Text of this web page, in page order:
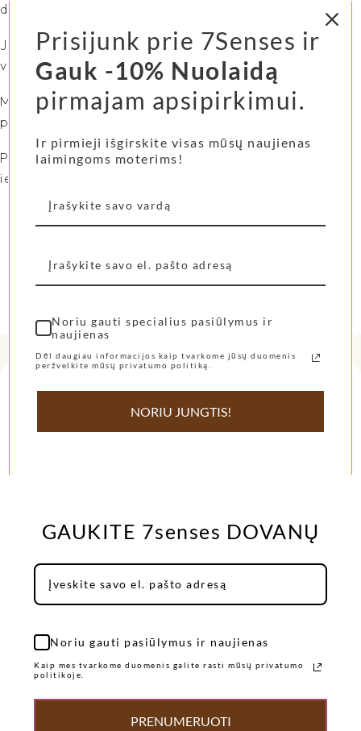
daro mus laimingus!
Juk svarbiausia, tas ypatingas jausmas, kad tu esi
vertas geriausio!
Mes ieškosim tų įdomių dalykų, tam kad
padovanotume Jums…
P.S. Daugtaškis visada geriau, nei taškas, kūryba ir
ieškojimas, neturi pabaigos…
Turite neatsakytų klausimų?
GAUKITE 7senses DOVANŲ
Noriu gauti pasiūlymus ir naujienas
Kaip mes tvarkome duomenis galite rasti mūsų privatumo
politikoje.
PRENUMERUOTI
Prisijunk prie 7Senses ir
Gauk -10% Nuolaidą
pirmajam apsipirkimui.
Ir pirmieji išgirskite visas mūsų naujienas
laimingoms moterims!
Noriu gauti specialius pasiūlymus ir
naujienas
Dėl daugiau informacijos kaip tvarkome jūsų duomenis
peržvelkite mūsų privatumo politiką.
NORIU JUNGTIS!